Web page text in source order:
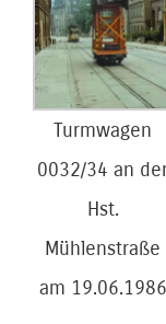
Turmwagen
0032/34 an
Hst.
Mühlenstraße
am 19.06.1986